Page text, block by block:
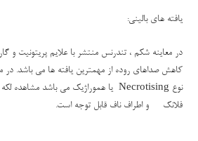
یافته های بالینی:
در معاینه شکم ، تندرنس منتشر با علایم پریتونیت و
کاهش صداهای روده از مهمترین یافته ها می باشد. در
نوعNecrotising یا هموراژیک می باشد مشاهده
فلانک و اطراف ناف قابل توجه است.